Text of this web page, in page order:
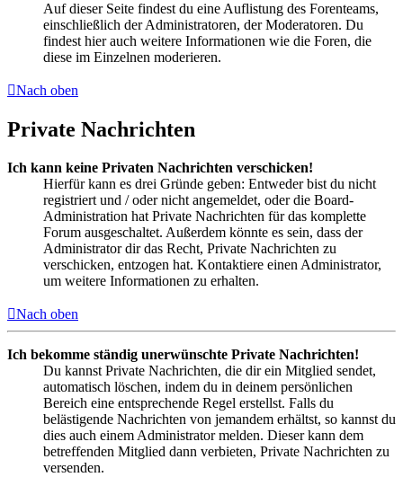
Auf dieser Seite findest du eine Auflistung des Forenteams,
einschließlich der Administratoren, der Moderatoren. Du
findest hier auch weitere Informationen wie die Foren, die
diese im Einzelnen moderieren.
Nach oben
Private Nachrichten
Ich kann keine Privaten Nachrichten verschicken!
Hierfür kann es drei Gründe geben: Entweder bist du nicht
registriert und / oder nicht angemeldet, oder die Board-
Administration hat Private Nachrichten für das komplette
Forum ausgeschaltet. Außerdem könnte es sein, dass der
Administrator dir das Recht, Private Nachrichten zu
verschicken, entzogen hat. Kontaktiere einen Administrator,
um weitere Informationen zu erhalten.
Nach oben
Ich bekomme ständig unerwünschte Private Nachrichten!
Du kannst Private Nachrichten, die dir ein Mitglied sendet,
automatisch löschen, indem du in deinem persönlichen
Bereich eine entsprechende Regel erstellst. Falls du
belästigende Nachrichten von jemandem erhältst, so kannst du
dies auch einem Administrator melden. Dieser kann dem
betreffenden Mitglied dann verbieten, Private Nachrichten zu
versenden.